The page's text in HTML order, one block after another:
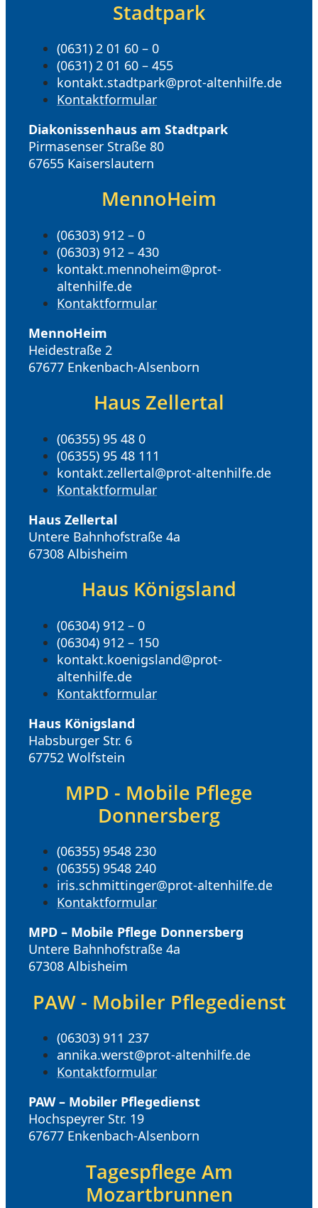
Stadtpark
(0631) 2 01 60 – 0
(0631) 2 01 60 – 455
kontakt.stadtpark@prot-altenhilfe.de
Kontaktformular
Diakonissenhaus am Stadtpark
Pirmasenser Straße 80
67655 Kaiserslautern
MennoHeim
(06303) 912 – 0
(06303) 912 – 430
kontakt.mennoheim@prot-
altenhilfe.de
Kontaktformular
MennoHeim
Heidestraße 2
67677 Enkenbach-Alsenborn
Haus Zellertal
(06355) 95 48 0
(06355) 95 48 111
kontakt.zellertal@prot-altenhilfe.de
Kontaktformular
Haus Zellertal
Untere Bahnhofstraße 4a
67308 Albisheim
Haus Königsland
(06304) 912 – 0
(06304) 912 – 150
kontakt.koenigsland@prot-
altenhilfe.de
Kontaktformular
Haus Königsland
Habsburger Str. 6
67752 Wolfstein
MPD - Mobile Pflege
Donnersberg
(06355) 9548 230
(06355) 9548 240
iris.schmittinger@prot-altenhilfe.de
Kontaktformular
MPD – Mobile Pflege Donnersberg
Untere Bahnhofstraße 4a
67308 Albisheim
PAW - Mobiler Pflegedienst
(06303) 911 237
annika.werst@prot-altenhilfe.de
Kontaktformular
PAW – Mobiler Pflegedienst
Hochspeyrer Str. 19
67677 Enkenbach-Alsenborn
Tagespflege Am
Mozartbrunnen